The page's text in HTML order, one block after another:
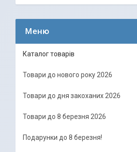
Каталог товарів
Товари до нового року 2026
Товари до дня закоханих 2026
Товари до 8 березня 2026
Подарунки до 8 березня!